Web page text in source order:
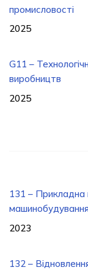
промисловості
2025
G11 –
виробництв
2025
131 – Прикладна
2023
132 –